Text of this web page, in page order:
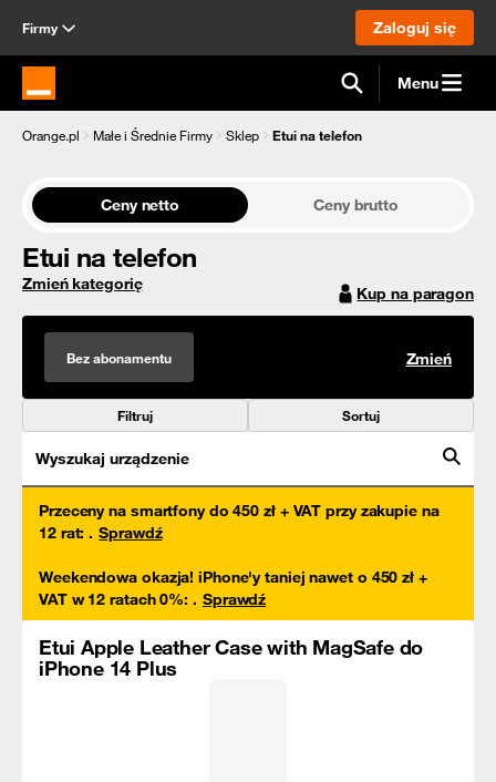
Firmy Zaloguj się
Strona główna Orange.pl Menu
Orange.pl Małe i Średnie Firmy Sklep Etui na telefon
Ceny netto Ceny brutto
Etui na telefon
Zmień kategorię Kup na paragon
Bez abonamentu Zmień
Filtruj Sortuj
Wyszukaj urządzenie
Przeceny na smartfony do 450 zł + VAT przy zakupie na
12 rat: . Sprawdź
Weekendowa okazja! iPhone'y taniej nawet o 450 zł +
VAT w 12 ratach 0%: . Sprawdź
Etui Apple Leather Case with MagSafe do
iPhone 14 Plus